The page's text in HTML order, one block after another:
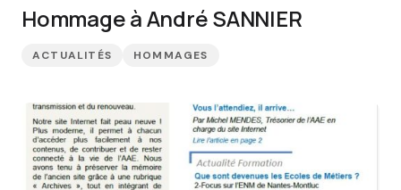
Hommage à André SANNIER
ACTUALITÉS HOMMAGES